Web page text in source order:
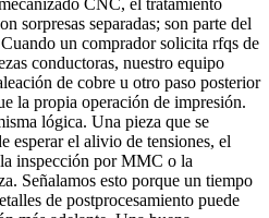
CNC, el tratamiento
sorpresas separadas; son parte del
un comprador solicita rfqs de
conductoras, nuestro equipo
de cobre u otro paso posterior
la propia operación de impresión.
lógica. Una pieza que se
esperar el alivio de tensiones, el
inspección por MMC o la
Señalamos esto porque un tiempo
de postprocesamiento puede